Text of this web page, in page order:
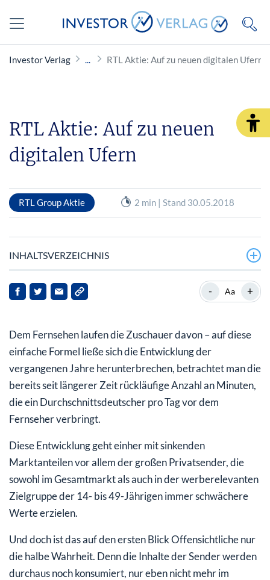
Investor Verlag RTL Aktie: Auf zu neuen digitalen Ufern
RTL Aktie: Auf zu neuen
digitalen Ufern
RTL Group Aktie 2 min | Stand 30.05.2018
INHALTSVERZEICHNIS
Junge Zielgruppe tummelt sich online
- Aa +
Dem Fernsehen laufen die Zuschauer davon – auf diese
einfache Formel ließe sich die Entwicklung der
vergangenen Jahre herunterbrechen, betrachtet man die
bereits seit längerer Zeit rückläufige Anzahl an Minuten,
die ein Durchschnittsdeutscher pro Tag vor dem
Fernseher verbringt.
Diese Entwicklung geht einher mit sinkenden
Marktanteilen vor allem der großen Privatsender, die
sowohl im Gesamtmarkt als auch in der werberelevanten
Zielgruppe der 14- bis 49-Jährigen immer schwächere
Werte erzielen.
Und doch ist das auf den ersten Blick Offensichtliche nur
die halbe Wahrheit. Denn die Inhalte der Sender werden
durchaus noch konsumiert, nur eben nicht mehr im